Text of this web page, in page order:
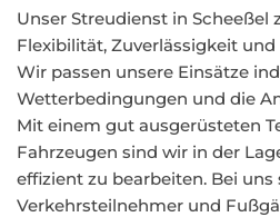
Unser Streudienst in Scheeßel
Flexibilität, Zuverlässigkeit
Wir passen unsere Einsätze
Wetterbedingungen und die
Mit einem gut ausgerüsteten
Fahrzeugen sind wir in der
effizient zu bearbeiten. Bei
Verkehrsteilnehmer und